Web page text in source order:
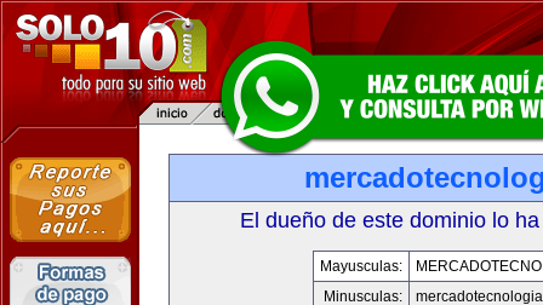
El dueño de este dominio lo
Mayusculas:
Minusculas: